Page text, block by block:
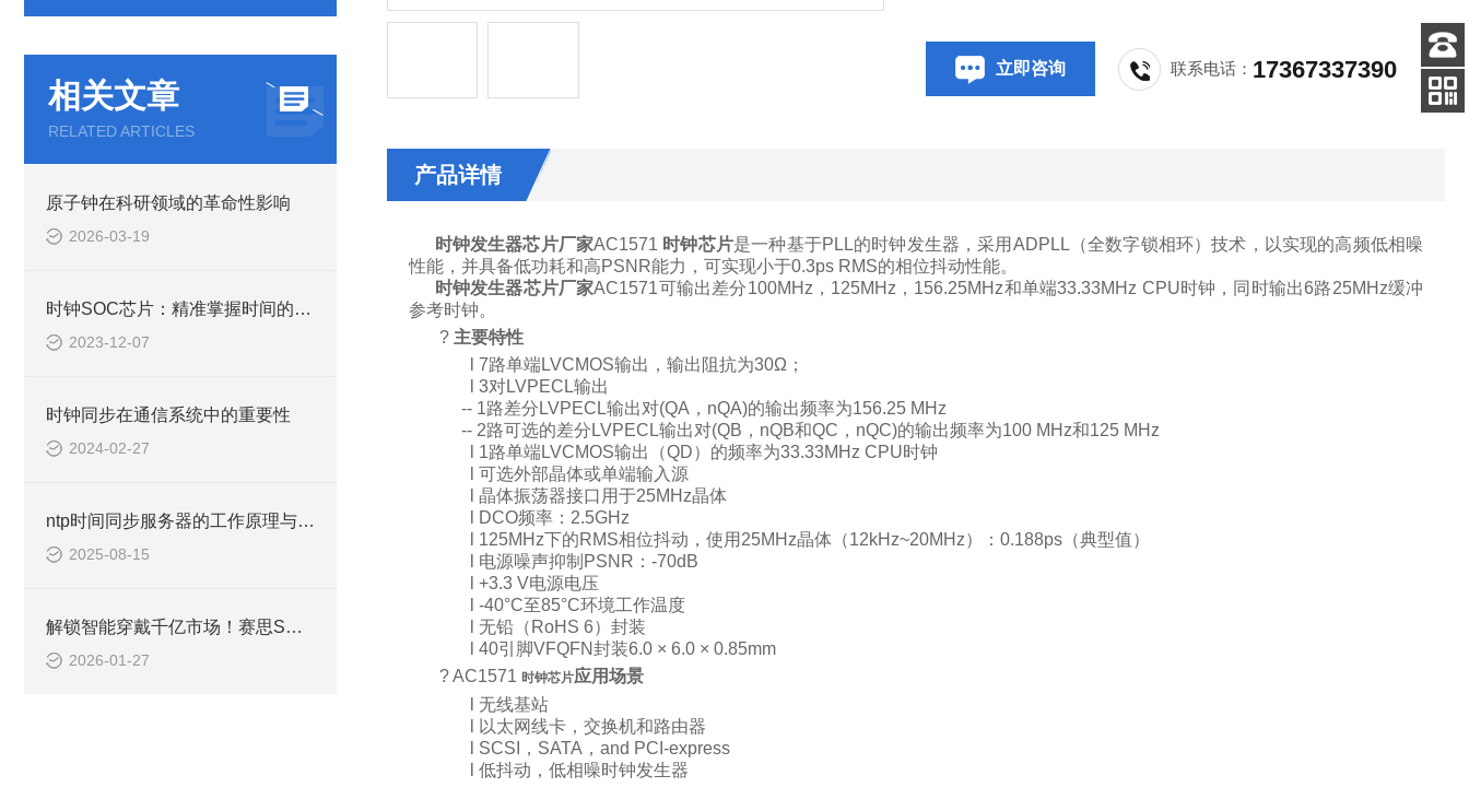
相关文章
RELATED ARTICLES
原子钟在科研领域的革命性影响
2026-03-19
时钟SOC芯片：精准掌握时间的关键
2023-12-07
时钟同步在通信系统中的重要性
2024-02-27
ntp时间同步服务器的工作原理与架构分析
2025-08-15
解锁智能穿戴千亿市场！赛思SMD晶体谐振器，精准驱动智能生态
2026-01-27
立即咨询 联系电话： 17367337390
产品详情
时钟发生器芯片厂家AC1571 时钟芯片是一种基于PLL的时钟发生器 ，采用 ADPLL （全数字锁相环）技术，以实现的高频低相噪
性能，并具备低功耗和高PSNR能力 ， 可实现小于0.3ps RMS的相位抖动性能。
时钟发生器芯片厂家AC1571可输出差分100MHz ， 125MHz ， 156.25MHz和单端33.33MHz CPU时钟，同时输出6路25MHz缓冲
参考时钟。
? 主要特性
7路单端LVCMOS输出，输出阻抗为30Ω ；
3对LVPECL输出
-- 1路差分 LVPECL输出对(QA ， nQA)的输出频率为156.25 MHz
-- 2路可选的差分 LVPECL输出对(QB ， nQB和QC ， nQC)的输出频率为100 MHz和125 MHz
1路单端LVCMOS输出（QD）的频率为33.33MHz CPU时钟
可选外部晶体或单端输入源
晶体振荡器接口用于25MHz晶体
DCO频率： 2.5GHz
125MHz下的RMS相位抖动，使用 25MHz晶体（12kHz~20MHz）： 0.188ps（典型值）
电源噪声抑制 PSNR ： -70dB
+3.3 V电源电压
-40°C至85°C环境工作温度
无铅（ RoHS 6）封装
40引脚VFQFN封装6.0 × 6.0 × 0.85mm
?AC1571 时钟芯片应用场景
无线基站
以太网线卡，交换机和路由器
SCSI ， SATA ， and PCI-express
低抖动，低相噪时钟发生器
客服
电话